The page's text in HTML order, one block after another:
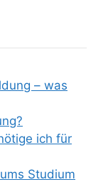
– was
ich für
Studium